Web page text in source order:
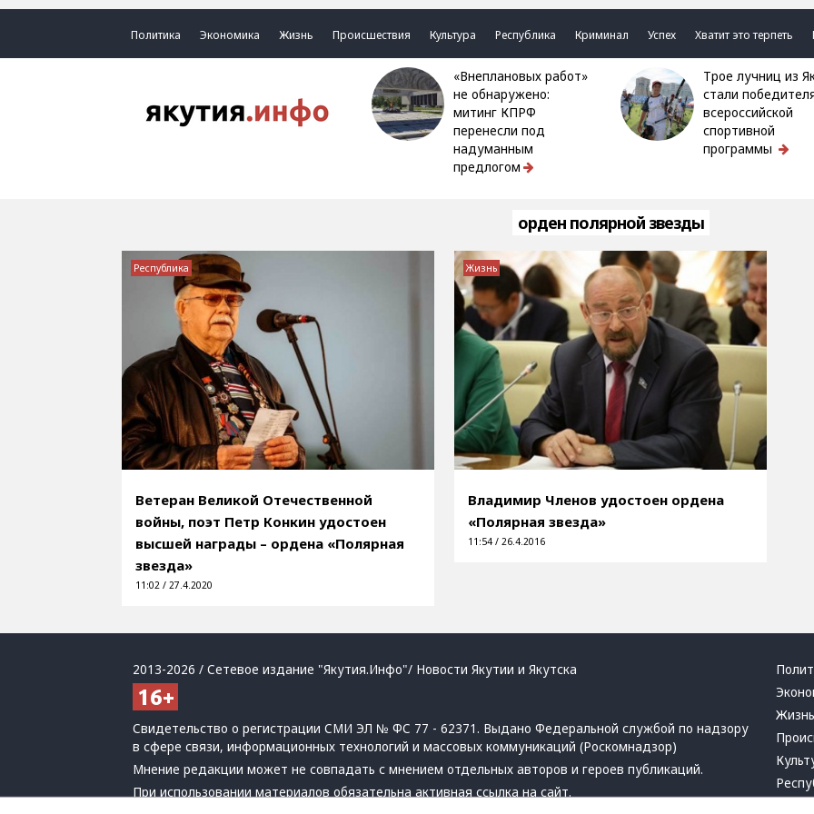
Политика Экономика Жизнь Происшествия Культура Республика Криминал Успех Хватит это терпеть
«Внеплановых работ»
не обнаружено:
митинг КПРФ
перенесли под
надуманным
предлогом
Трое лучниц из Якутии
стали
всероссийской
спортивной
программы
орден полярной звезды
Ветеран Великой Отечественной
войны, поэт Петр Конкин удостоен
высшей награды – ордена «Полярная
звезда»
11:02 / 27.4.2020
Республика
Владимир Членов удостоен ордена
«Полярная звезда»
11:54 / 26.4.2016
Жизнь
2013-2026 / Сетевое издание "Якутия.Инфо"/ Новости Якутии и Якутска
Свидетельство о регистрации СМИ ЭЛ № ФС 77 - 62371. Выдано Федеральной службой по надзору
в сфере связи, информационных технологий и массовых коммуникаций (Роскомнадзор)
Мнение редакции может не совпадать с мнением отдельных авторов и героев публикаций.
При использовании материалов обязательна активная ссылка на сайт.
Жизнь